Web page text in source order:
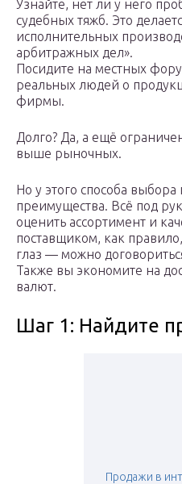
Узнайте, нет ли у него
судебных тяжб. Это
исполнительных
арбитражных дел».
Посидите на местных
реальных людей о
фирмы.
Долго? Да, а ещё
выше рыночных.
Но у этого способа выбора
преимущества. Всё под
оценить ассортимент и
поставщиком, как
глаз — можно
Также вы экономите на
валют.
Шаг 1: Найдите
Продажи в